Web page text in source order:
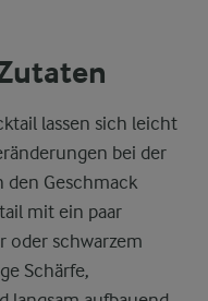
lassen sich leicht
bei der
den Geschmack
mit ein paar
oder schwarzem
Schärfe,